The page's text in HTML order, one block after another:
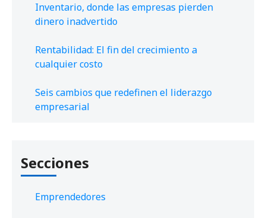
Inventario, donde las empresas pierden
dinero inadvertido
Rentabilidad: El fin del crecimiento a
cualquier costo
Seis cambios que redefinen el liderazgo
empresarial
Secciones
Emprendedores